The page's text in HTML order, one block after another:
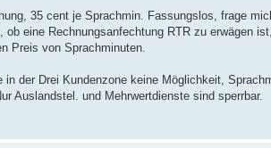
35 cent je Sprachmin. Fassungslos, frage
ob eine Rechnungsanfechtung RTR zu erwägen
Preis von Sprachminuten.
in der Drei Kundenzone keine Möglichkeit,
Auslandstel. und Mehrwertdienste sind sperrbar.